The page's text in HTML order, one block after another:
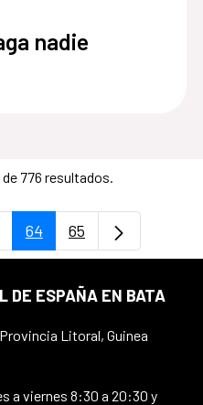
nadie
776 resultados.
intermedias Use TAB para
Página
64 Página
65
DE ESPAÑA EN BATA
Litoral, Guinea
a viernes 8:30 a 20:30 y